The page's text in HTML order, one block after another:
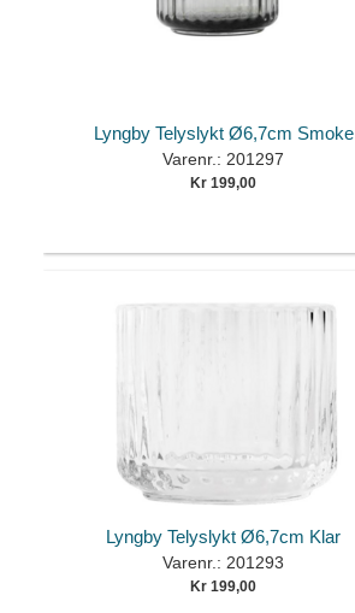
Lyngby Telyslykt Ø6,7cm Smoke
Varenr.: 201297
Kr 199,00
Lyngby Telyslykt Ø6,7cm Klar
Varenr.: 201293
Kr 199,00